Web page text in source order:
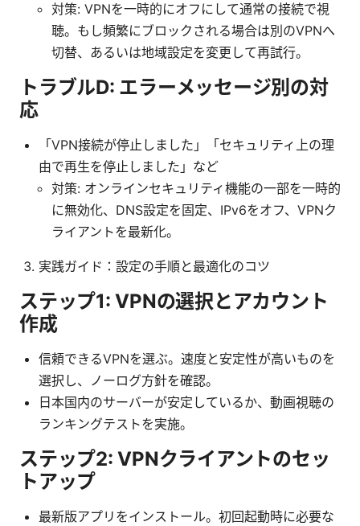
対策: VPNを一時的にオフにして通常の接続で視
聴。もし頻繁にブロックされる場合は別のVPNへ
切替、あるいは地域設定を変更して再試行。
トラブルD: エラーメッセージ別の対
応
「VPN接続が停止しました」「セキュリティ上の理
由で再生を停止しました」など
対策: オンラインセキュリティ機能の一部を一時的
に無効化、DNS設定を固定、IPv6をオフ、VPNク
ライアントを最新化。
実践ガイド：設定の手順と最適化のコツ
ステップ1: VPNの選択とアカウント
作成
信頼できるVPNを選ぶ。速度と安定性が高いものを
選択し、ノーログ方針を確認。
日本国内のサーバーが安定しているか、動画視聴の
ランキングテストを実施。
ステップ2: VPNクライアントのセッ
トアップ
最新版アプリをインストール。初回起動時に必要な